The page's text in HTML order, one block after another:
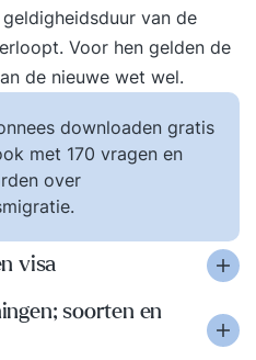
van de
Voor hen gelden de
de nieuwe wet wel.
downloaden gratis
met 170 vragen en
over
visa
soorten en